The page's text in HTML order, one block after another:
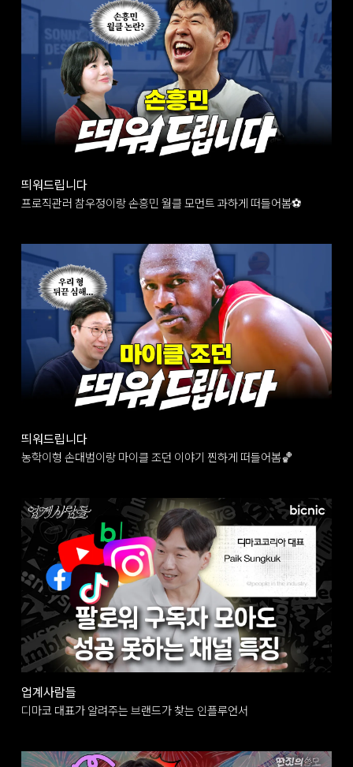
띄워드립니다
프로직관러 참우정이랑 손흥민 월클 모먼트 과하게 떠들어봄⚽
띄워드립니다
농학이형 손대범이랑 마이클 조던 이야기 찐하게 떠들어봄🏀
업계사람들
디마코 대표가 알려주는 브랜드가 찾는 인플루언서